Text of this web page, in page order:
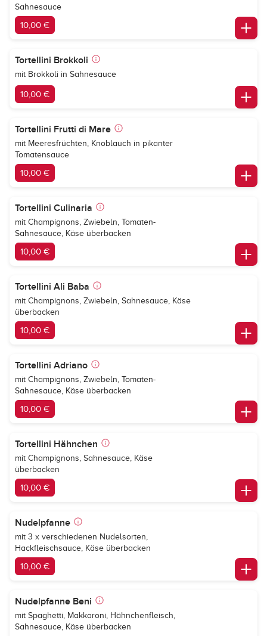
Sahnesauce
10,00 €
Tortellini Brokkoli
mit Brokkoli in Sahnesauce
10,00 €
Tortellini Frutti di Mare
mit Meeresfrüchten, Knoblauch in pikanter
Tomatensauce
10,00 €
Tortellini Culinaria
mit Champignons, Zwiebeln, Tomaten-
Sahnesauce, Käse überbacken
10,00 €
Tortellini Ali Baba
mit Champignons, Zwiebeln, Sahnesauce, Käse
überbacken
10,00 €
Tortellini Adriano
mit Champignons, Zwiebeln, Tomaten-
Sahnesauce, Käse überbacken
10,00 €
Tortellini Hähnchen
mit Champignons, Sahnesauce, Käse
überbacken
10,00 €
Nudelpfanne
mit 3 x verschiedenen Nudelsorten,
Hackfleischsauce, Käse überbacken
10,00 €
Nudelpfanne Beni
mit Spaghetti, Makkaroni, Hähnchenfleisch,
Sahnesauce, Käse überbacken